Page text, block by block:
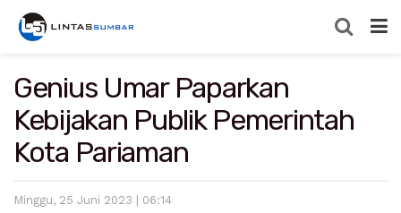
Genius Umar Paparkan
Kebijakan Publik Pemerintah
Kota Pariaman
Minggu, 25 Juni 2023 | 06:14